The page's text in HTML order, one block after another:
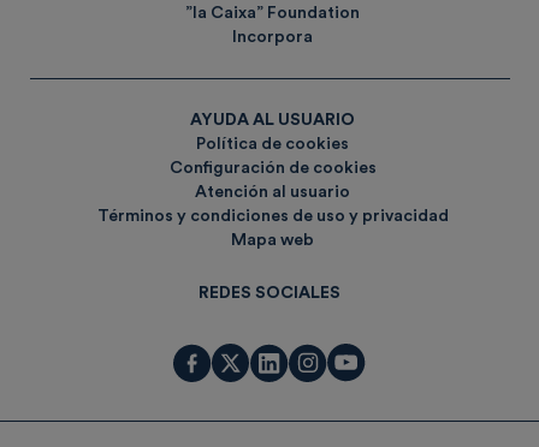
”la Caixa” Foundation
Incorpora
AYUDA AL USUARIO
Política de cookies
Configuración de cookies
Atención al usuario
Términos y condiciones de uso y privacidad
Mapa web
REDES SOCIALES